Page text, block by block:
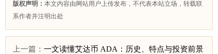
版权声明： 本文内容由网站用户上传发布，不代表本站立场，转载联
系作者并注明出处
上一篇： 一文读懂艾达币 ADA：历史、特点与投资前景